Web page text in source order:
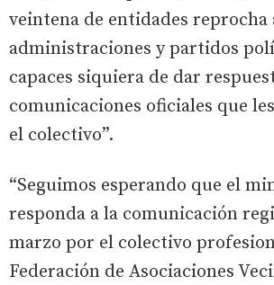
veintena de entidades reprocha
administraciones y partidos
capaces siquiera de dar
comunicaciones oficiales que
el colectivo”.
“Seguimos esperando que el
responda a la comunicación
marzo por el colectivo
Federación de Asociaciones